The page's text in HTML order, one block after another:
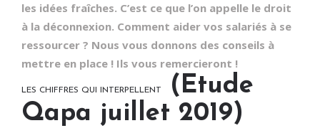
les idées fraîches. C’est ce que l’on appelle le droit
à la déconnexion. Comment aider vos salariés à se
ressourcer ? Nous vous donnons des conseils à
mettre en place ! Ils vous remercieront !
LES CHIFFRES QUI INTERPELLENT
(Etude
Qapa juillet 2019)